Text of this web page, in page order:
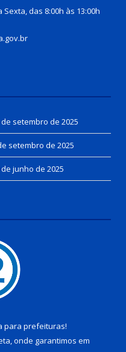
das 8:00h às 13:00h
de setembro de 2025
setembro de 2025
de junho de 2025
para prefeituras!
onde garantimos em